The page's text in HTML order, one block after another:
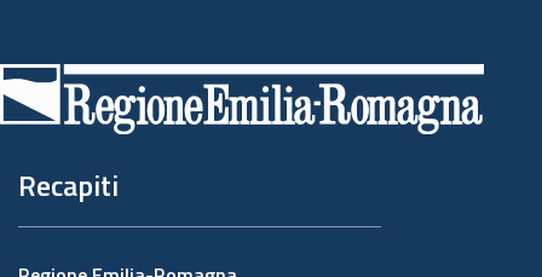
di
pagina
Recapiti